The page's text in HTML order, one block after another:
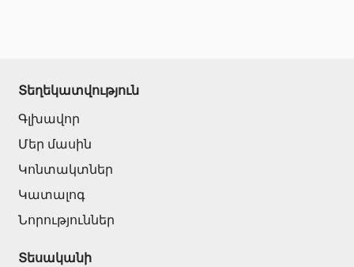
Տեղեկատվություն
Գլխավոր
Մեր մասին
Կոնտակտներ
Կատալոգ
Նորություններ
Տեսականի